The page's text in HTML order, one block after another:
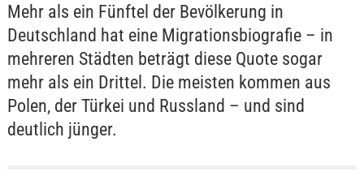
Mehr als ein Fünftel der Bevölkerung in
Deutschland hat eine Migrationsbiografie – in
mehreren Städten beträgt diese Quote sogar
mehr als ein Drittel. Die meisten kommen aus
Polen, der Türkei und Russland – und sind
deutlich jünger.